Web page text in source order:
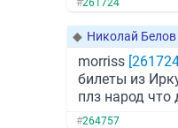
#261724
◆ Николай Белов
morriss
билеты из
плз народ что
#264757